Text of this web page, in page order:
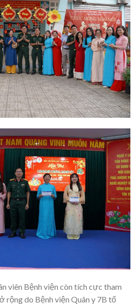
viên Bệnh viện còn tích cực tham
do Bệnh viện Quân y 7B tổ